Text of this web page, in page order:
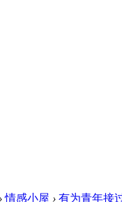
› 情感小屋 › 有为青年接